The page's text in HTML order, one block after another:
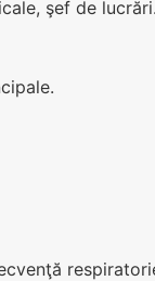
şef de lucrări.